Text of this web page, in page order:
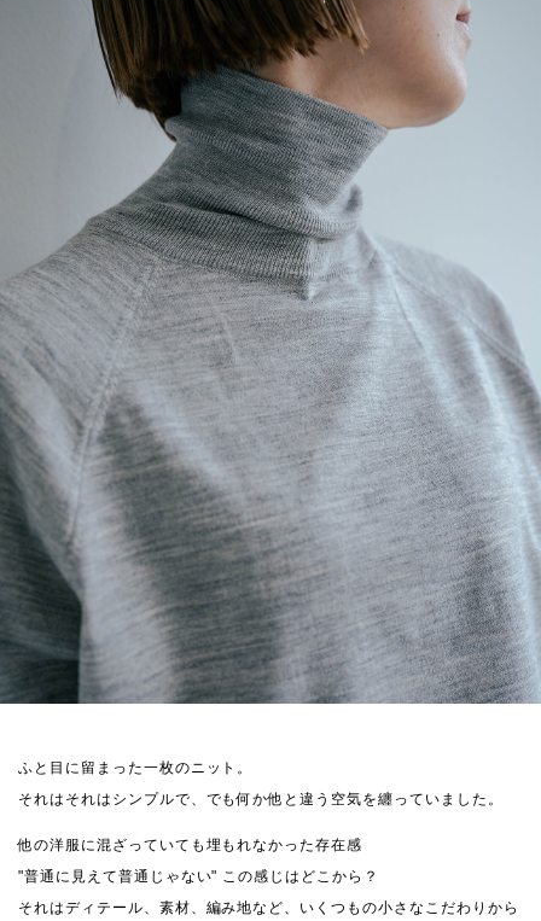
ふと目に留まった一枚のニット。
それはそれはシンプルで、でも何か他と違う空気を纏っていました。
他の洋服に混ざっていても埋もれなかった存在感
"普通に見えて普通じゃない" この感じはどこから？
それはディテール、素材、編み地など、いくつもの小さなこだわりから